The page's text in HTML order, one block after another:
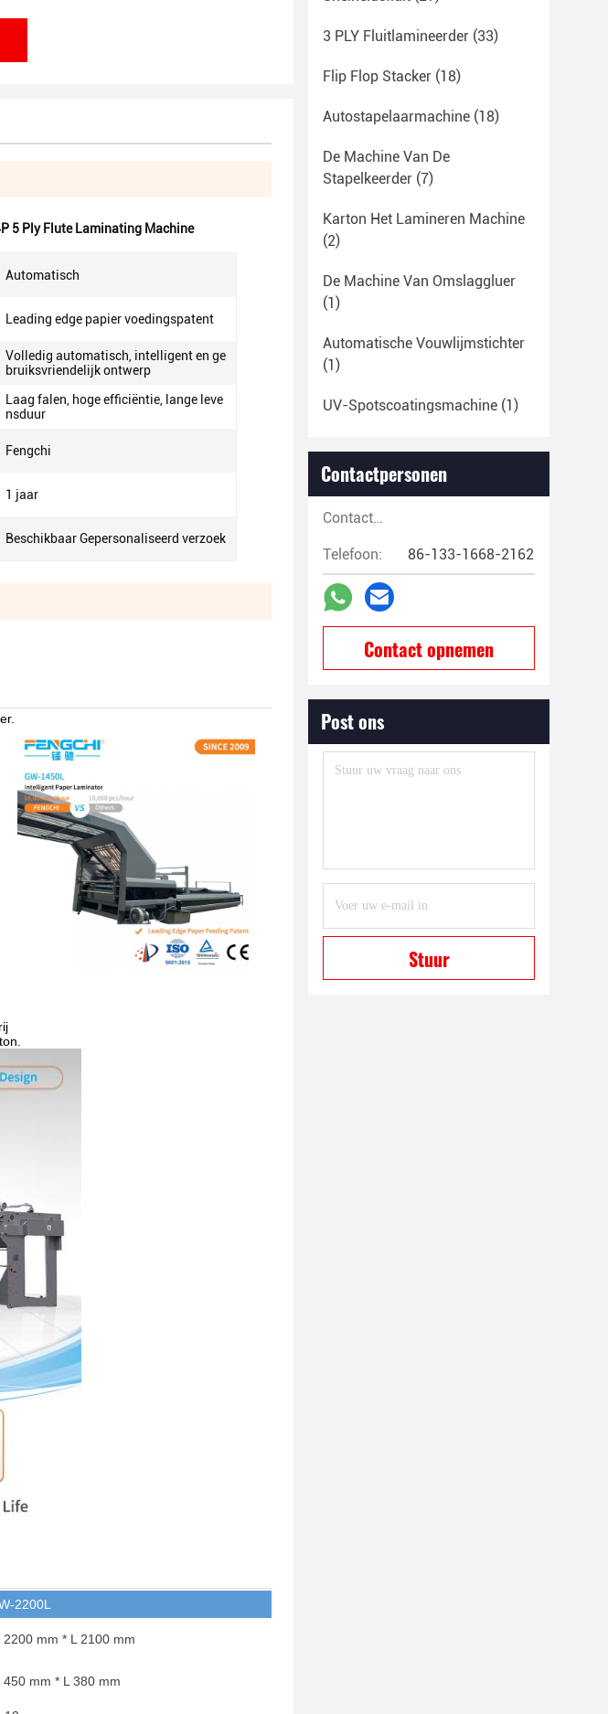
5 Ply Flute Laminating Machine
Automatisch
Leading edge papier voedingspatent
Volledig automatisch, intelligent en ge
bruiksvriendelijk ontwerp
Laag falen, hoge efficiëntie, lange leve
nsduur
Fengchi
1 jaar
Beschikbaar Gepersonaliseerd verzoek
2200L
2200 mm * L 2100 mm
450 mm * L 380 mm
3 PLY Fluitlamineerder (33)
Flip Flop Stacker (18)
Autostapelaarmachine (18)
De Machine Van De
Stapelkeerder (7)
Karton Het Lamineren Machine
(2)
De Machine Van Omslaggluer
(1)
Automatische Vouwlijmstichter
(1)
UV-Spotscoatingsmachine (1)
Contactpersonen
Contactpersonen:
Telefoon: 86-133-1668-2162
Contact opnemen
Post ons
Stuur